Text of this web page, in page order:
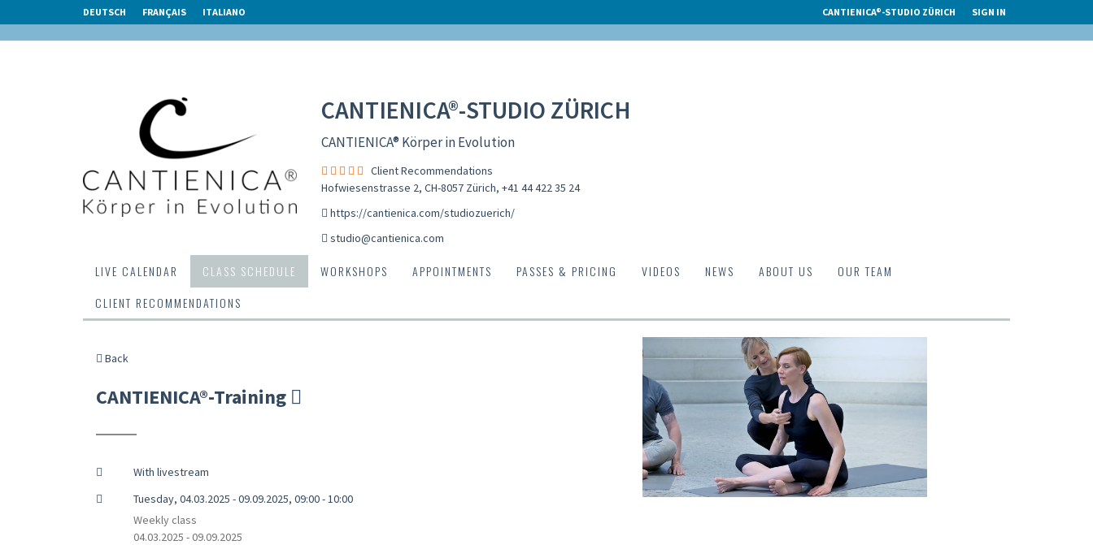
DEUTSCH FRANÇAIS ITALIANO CANTIENICA®-STUDIO ZÜRICH SIGN IN
CANTIENICA®-STUDIO ZÜRICH
CANTIENICA® Körper in Evolution
Client Recommendations
Hofwiesenstrasse 2, CH-8057 Zürich, +41 44 422 35 24
https://cantienica.com/studiozuerich/
studio@cantienica.com
LIVE CALENDAR CLASS SCHEDULE WORKSHOPS APPOINTMENTS PASSES & PRICING VIDEOS NEWS ABOUT US
OUR TEAM
CLIENT RECOMMENDATIONS
Back
CANTIENICA®-Training
With livestream
Tuesday, 04.03.2025 - 09.09.2025, 09:00 - 10:00
Weekly class
04.03.2025 - 09.09.2025